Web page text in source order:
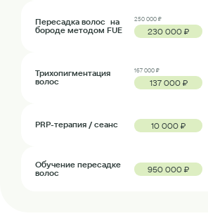
Пересадка волос на
бороде методом FUE
250 000 ₽
230 000 ₽
Трихопигментация
волос
167 000 ₽
137 000 ₽
PRP-терапия / сеанс 10 000 ₽
Обучение пересадке
волос
950 000 ₽